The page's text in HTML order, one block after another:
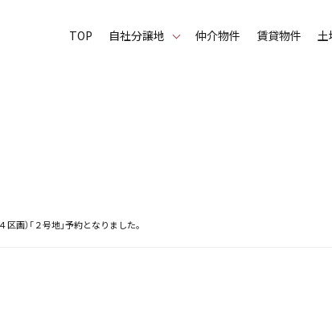
TOP ⾃社分譲地 仲介物件 賃貸物件 土
画）「２号地」予約となりました。